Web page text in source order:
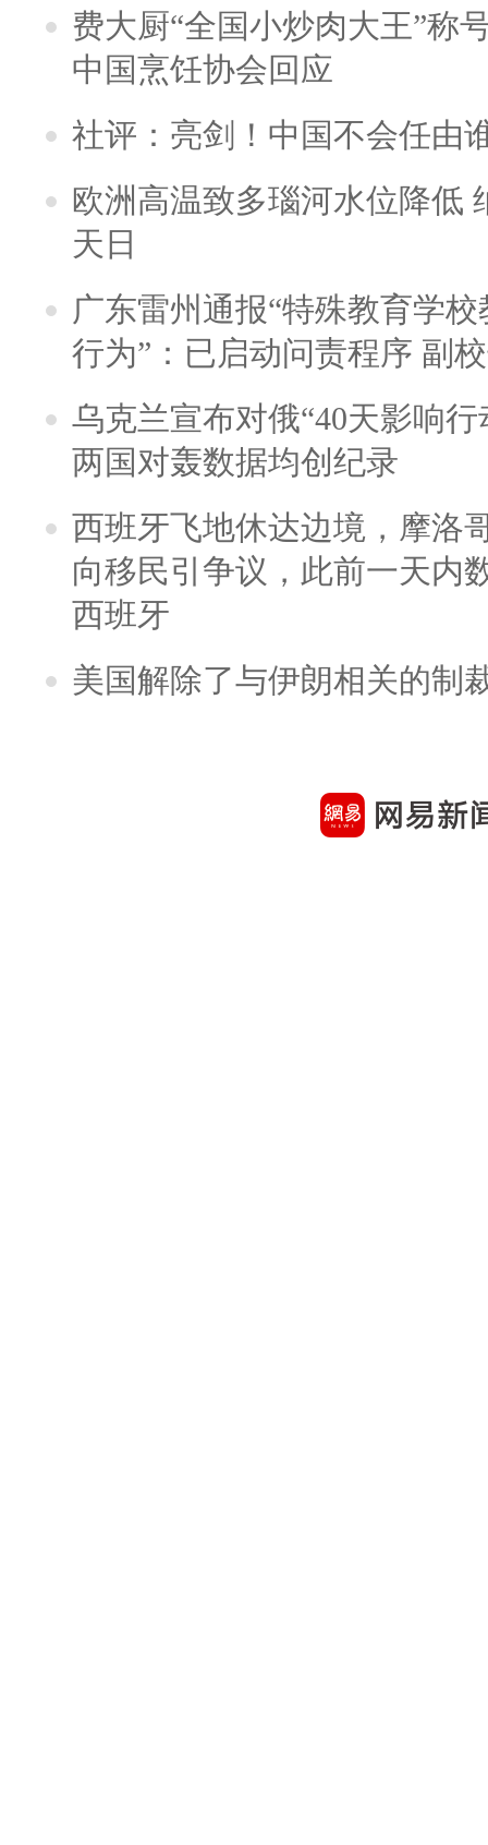
费大厨“全国小炒肉大王”称
中国烹饪协会回应
社评：亮剑！中国不会任由
欧洲高温致多瑙河水位降低
天日
广东雷州通报“特殊教育学
行为”：已启动问责程序 副
乌克兰宣布对俄“40天影响
两国对轰数据均创纪录
西班牙飞地休达边境，摩洛
向移民引争议，此前一天内
西班牙
美国解除了与伊朗相关的制